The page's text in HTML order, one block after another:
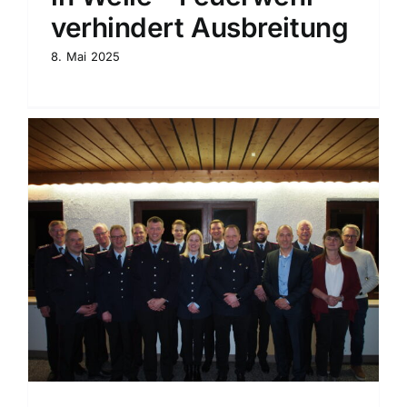
verhindert Ausbreitung
8. Mai 2025